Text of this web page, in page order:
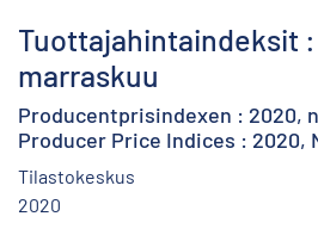
Tuottajahintaindeksit
marraskuu
Producentprisindexen : 2020,
Producer Price Indices : 2020,
Tilastokeskus
2020